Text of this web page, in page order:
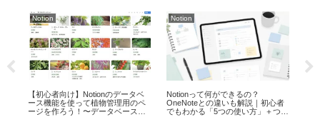
Notion
【初心者向け】Notionのデータベ
ース機能を使って植物管理用のペ
ージを作ろう！〜データベース作
Notion
Notionって何ができるの？
OneNoteとの違いも解説｜初心者
でもわかる「5つの使い方」＋つま